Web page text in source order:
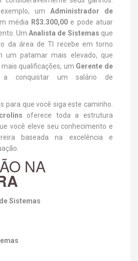
um Administrador de
média R$3.300,00 e pode atuar
UmAnalista de Sistemas que
da área de TI recebe em torno
um patamar mais elevado, que
qualificações, um Gerente de
conquistar um salário de
para que você siga este caminho.
oferece toda a estrutura
você eleve seu conhecimento e
baseada na excelência e
NA
Sistemas